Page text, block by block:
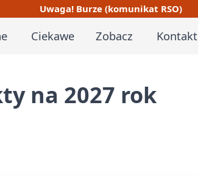
Uwaga! Burze (komunikat RSO)
Ciekawe Zobacz Kontakt
na 2027 rok